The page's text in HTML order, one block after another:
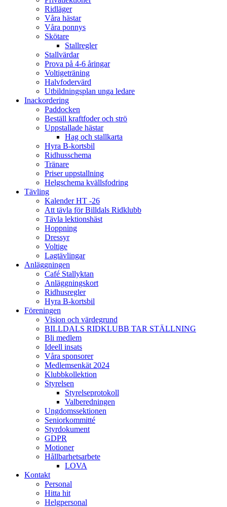
Ridläger
Våra hästar
Våra ponnys
Skötare
Stallregler
Stallvärdar
Prova på 4-6 åringar
Voltigeträning
Halvfodervärd
Utbildningsplan unga ledare
Inackordering
Paddocken
Beställ kraftfoder och strö
Uppstallade hästar
Hag och stallkarta
Hyra B-kortsbil
Ridhusschema
Tränare
Priser uppstallning
Helgschema kvällsfodring
Tävling
Kalender HT -26
Att tävla för Billdals Ridklubb
Tävla lektionshäst
Hoppning
Dressyr
Voltige
Lagtävlingar
Anläggningen
Café Stallyktan
Anläggningskort
Ridhusregler
Hyra B-kortsbil
Föreningen
Vision och värdegrund
BILLDALS RIDKLUBB TAR STÄLLNING
Bli medlem
Ideell insats
Våra sponsorer
Medlemsenkät 2024
Klubbkollektion
Styrelsen
Styrelseprotokoll
Valberedningen
Ungdomssektionen
Seniorkommitté
Styrdokument
GDPR
Motioner
Hållbarhetsarbete
LOVA
Kontakt
Personal
Hitta hit
Helgpersonal